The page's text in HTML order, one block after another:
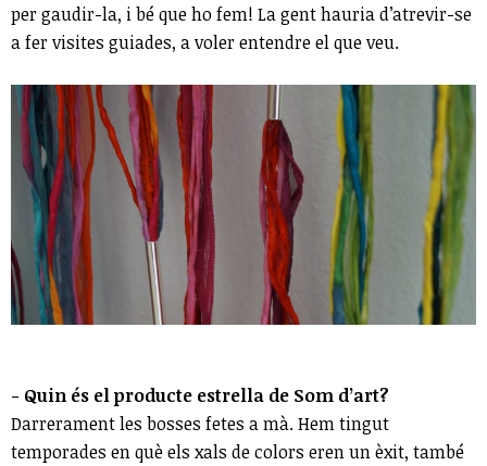
per gaudir-la, i bé que ho fem! La gent hauria d’atrevir-se
a fer visites guiades, a voler entendre el que veu.
- Quin és el producte estrella de Som d’art?
Darrerament les bosses fetes a mà. Hem tingut
temporades en què els xals de colors eren un èxit, també